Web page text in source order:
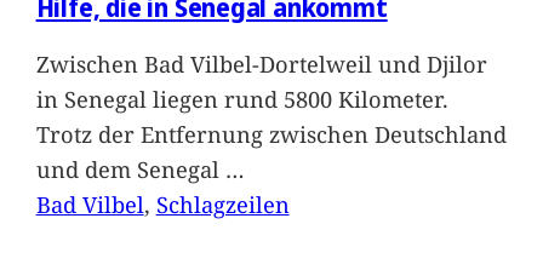
Hilfe, die in Senegal ankommt
Zwischen Bad Vilbel-Dortelweil und Djilor
in Senegal liegen rund 5800 Kilometer.
Trotz der Entfernung zwischen Deutschland
und dem Senegal …
Bad Vilbel, Schlagzeilen